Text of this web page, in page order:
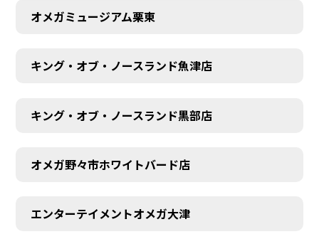
オメガミュージアム栗東
キング・オブ・ノースランド魚津店
キング・オブ・ノースランド黒部店
オメガ野々市ホワイトバード店
エンターテイメントオメガ大津